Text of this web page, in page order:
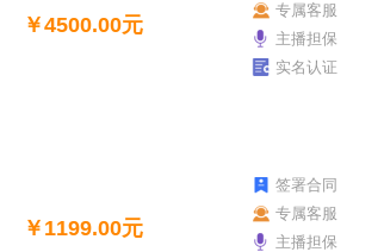
￥4500.00元
专属客服
主播担保
实名认证
￥1199.00元
签署合同
专属客服
主播担保